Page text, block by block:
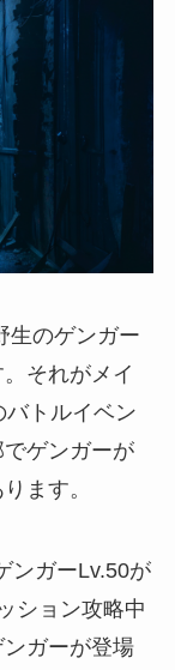
生のゲンガー
それがメイ
バトルイベン
ゲンガーが
ます。
ンガーLv.50が
ション攻略中
ガーが登場